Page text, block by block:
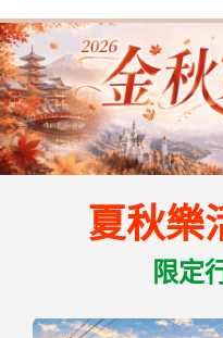
夏秋樂
限定